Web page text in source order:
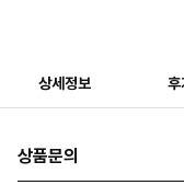
상세정보 후
상품문의